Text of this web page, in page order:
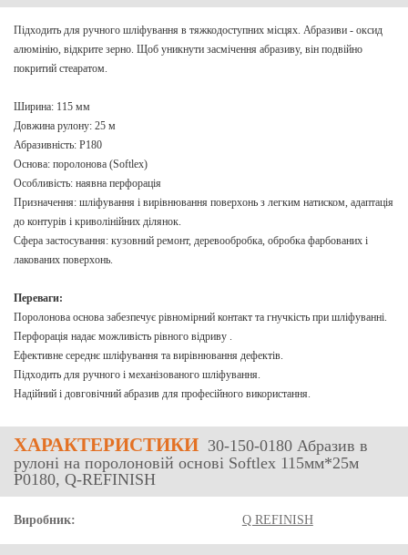
Підходить для ручного шліфування в тяжкодоступних місцях. Абразиви - оксид
алюмінію, відкрите зерно. Щоб уникнути засмічення абразиву, він подвійно
покритий стеаратом.
Ширина: 115 мм
Довжина рулону: 25 м
Абразивність: P180
Основа: поролонова (Softlex)
Особливість: наявна перфорація
Призначення: шліфування і вирівнювання поверхонь з легким натиском, адаптація
до контурів і криволінійних ділянок.
Сфера застосування: кузовний ремонт, деревообробка, обробка фарбованих і
лакованих поверхонь.
Переваги:
Поролонова основа забезпечує рівномірний контакт та гнучкість при шліфуванні.
Перфорація надає можливість рівного відриву .
Ефективне середнє шліфування та вирівнювання дефектів.
Підходить для ручного і механізованого шліфування.
Надійний і довговічний абразив для професійного використання.
ХАРАКТЕРИСТИКИ 30-150-0180 Абразив в
рулоні на поролоновій основі Softlex 115мм*25м
P0180, Q-REFINISH
Виробник: Q REFINISH